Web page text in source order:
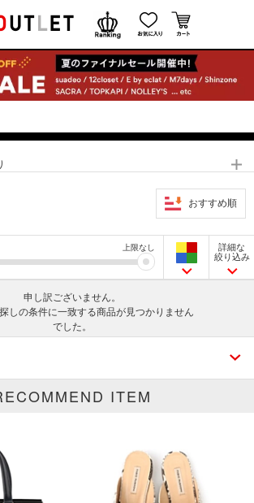
おすすめ順
上限なし
詳細な
絞り込み
申し訳ございません。
しの条件に一致する商品が見つかりません
でした。
ITEM